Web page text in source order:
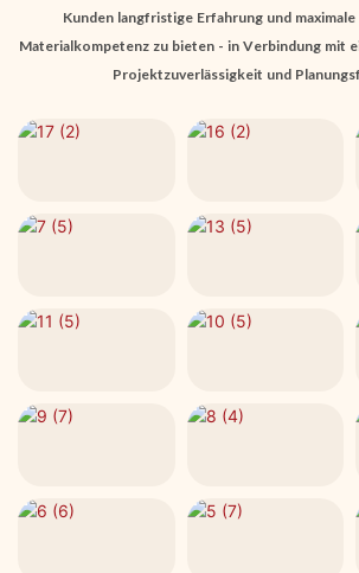
Kunden langfristige Erfahrung und
Materialkompetenz zu bieten - in Verbindung mit
Projektzuverlässigkeit und